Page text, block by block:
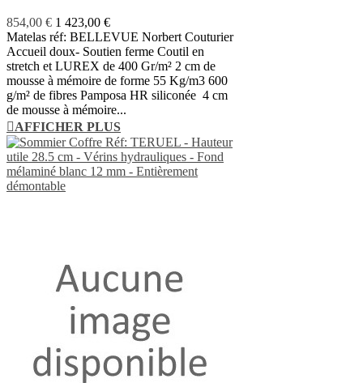
854,00 € 1 423,00 €
Matelas réf: BELLEVUE Norbert Couturier
Accueil doux- Soutien ferme Coutil en
stretch et LUREX de 400 Gr/m² 2 cm de
mousse à mémoire de forme 55 Kg/m3 600
g/m² de fibres Pamposa HR siliconée 4 cm
de mousse à mémoire...
AFFICHER PLUS